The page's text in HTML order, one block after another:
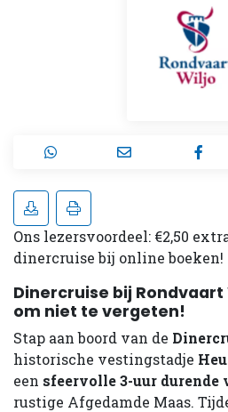
Ons lezersvoordeel: €2,50
dinercruise bij online boeken!
Dinercruise bij
om niet te vergeten!
Stap aan boord van de
historische vestingstadje
een sfeervolle 3-uur durende
rustige Afgedamde Maas.